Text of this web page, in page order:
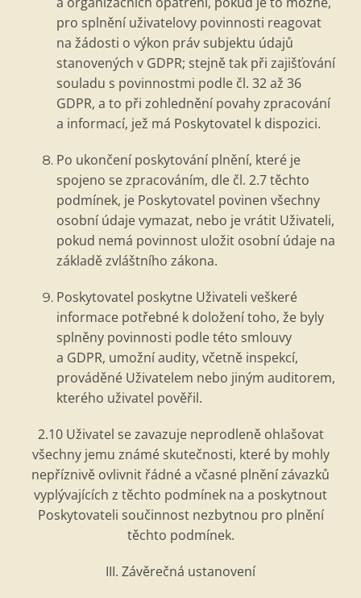
pro splnění uživatelovy povinnosti reagovat
na žádosti o výkon práv subjektu údajů
stanovených v GDPR; stejně tak při zajišťování
souladu s povinnostmi podle čl. 32 až 36
GDPR, a to při zohlednění povahy zpracování
a informací, jež má Poskytovatel k dispozici.
Po ukončení poskytování plnění, které je
spojeno se zpracováním, dle čl. 2.7 těchto
podmínek, je Poskytovatel povinen všechny
osobní údaje vymazat, nebo je vrátit Uživateli,
pokud nemá povinnost uložit osobní údaje na
základě zvláštního zákona.
Poskytovatel poskytne Uživateli veškeré
informace potřebné k doložení toho, že byly
splněny povinnosti podle této smlouvy
a GDPR, umožní audity, včetně inspekcí,
prováděné Uživatelem nebo jiným auditorem,
kterého uživatel pověřil.
2.10 Uživatel se zavazuje neprodleně ohlašovat
všechny jemu známé skutečnosti, které by mohly
nepříznivě ovlivnit řádnéa včasné plnění závazků
vyplývajících z těchto podmínek na a poskytnout
Poskytovateli součinnost nezbytnou pro plnění
těchto podmínek.
III. Závěrečná ustanovení